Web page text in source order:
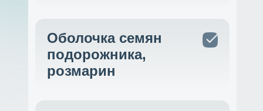
Оболочка семян
подорожника,
розмарин